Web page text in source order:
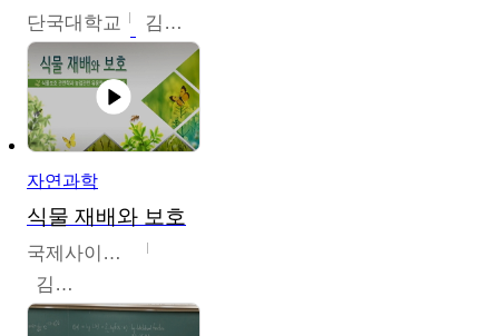
단국대학교 김현식
자연과학
식물 재배와 보호
국제사이버대학교
김완수